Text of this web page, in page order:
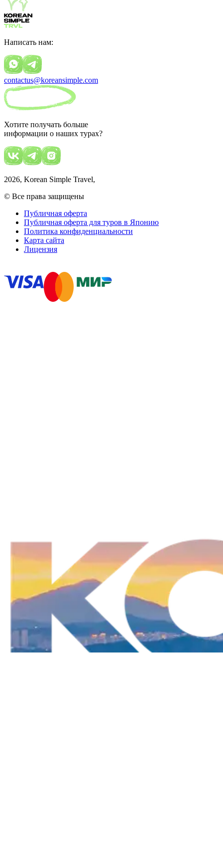
Написать нам:
contactus@koreansimple.com
Хотите получать больше
информации о наших турах?
2026, Korean Simple Travel,
© Все права защищены
Публичная оферта
Публичная оферта для туров в Японию
Политика конфиденциальности
Карта сайта
Лицензия